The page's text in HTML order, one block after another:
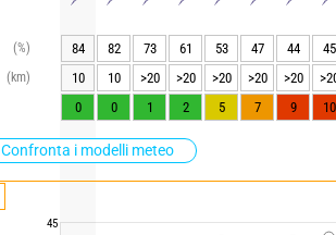
(%)
(km)
Confronta i modelli meteo
45
84 82 73 61 53 47 44
45
10
10 >20 >20 >20 >20 >20
0
0 1 2 5 7 9 10